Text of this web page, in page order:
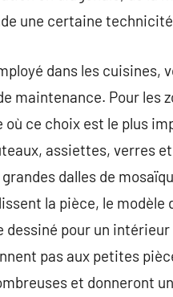
une certaine
dans les cuisines,
maintenance. Pour les
où ce choix est le plus
assiettes, verres
dalles de
la pièce, le
dessiné pour un
pas aux petites
et donneront